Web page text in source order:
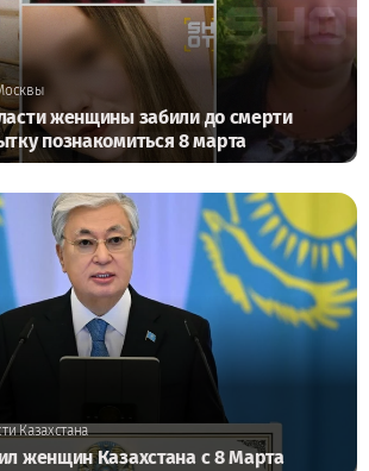
женщины забили до смерти
познакомиться 8 марта
Казахстана
женщин Казахстана с 8 Марта